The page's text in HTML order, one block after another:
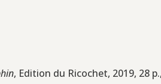
, Edition du Ricochet, 2019, 28